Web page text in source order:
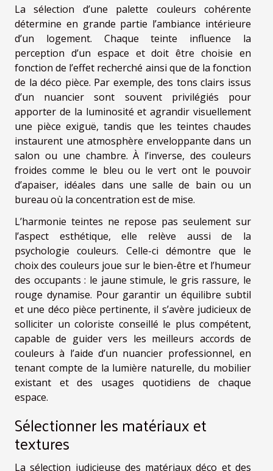
La sélection d’une palette couleurs cohérente
détermine en grande partie l’ambiance intérieure
d’un logement. Chaque teinte influence la
perception d’un espace et doit être choisie en
fonction de l’effet recherché ainsi que de la fonction
de la déco pièce. Par exemple, des tons clairs issus
d’un nuancier sont souvent privilégiés pour
apporter de la luminosité et agrandir visuellement
une pièce exiguë, tandis que les teintes chaudes
instaurent une atmosphère enveloppante dans un
salon ou une chambre. À l’inverse, des couleurs
froides comme le bleu ou le vert ont le pouvoir
d’apaiser, idéales dans une salle de bain ou un
bureau où la concentration est de mise.
L’harmonie teintes ne repose pas seulement sur
l’aspect esthétique, elle relève aussi de la
psychologie couleurs. Celle-ci démontre que le
choix des couleurs joue sur le bien-être et l’humeur
des occupants : le jaune stimule, le gris rassure, le
rouge dynamise. Pour garantir un équilibre subtil
et une déco pièce pertinente, il s’avère judicieux de
solliciter un coloriste conseillé le plus compétent,
capable de guider vers les meilleurs accords de
couleurs à l’aide d’un nuancier professionnel, en
tenant compte de la lumière naturelle, du mobilier
existant et des usages quotidiens de chaque
espace.
Sélectionner les matériaux et
textures
La sélection judicieuse des matériaux déco et des